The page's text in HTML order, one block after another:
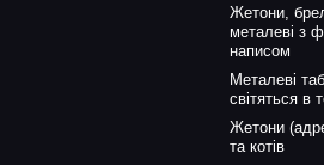
Жетони,
металеві з
написом
Металеві
світяться в
Жетони
та котів